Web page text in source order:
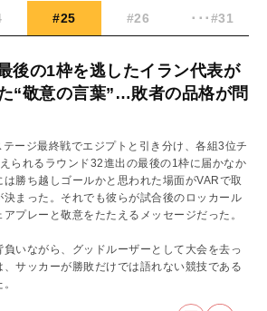
#25 #26 ･･･#31
後の1枠を逃したイラン代表が
“敬意の言葉”…敗者の品格が問
ージ最終戦でエジプトと引き分け、各組3位チ
られるラウンド32進出の最後の1枠に届かなか
は勝ち越しゴールかと思われた場面がVARで取
決まった。それでも彼らが試合後のロッカール
プレーと敬意をたたえるメッセージだった。
いながら、グッドルーザーとして大会を去っ
サッカーが勝敗だけでは語れない競技である